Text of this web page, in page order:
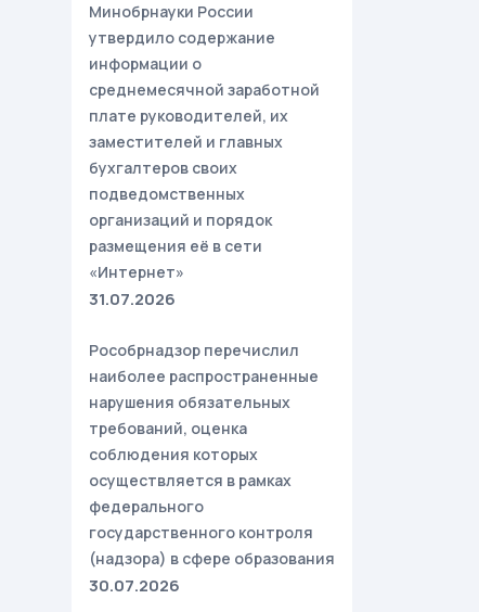
Минобрнауки России
утвердило содержание
информации о
среднемесячной заработной
плате руководителей, их
заместителей и главных
бухгалтеров своих
подведомственных
организаций и порядок
размещения её в сети
«Интернет»
31.07.2026
Рособрнадзор перечислил
наиболее распространенные
нарушения обязательных
требований, оценка
соблюдения которых
осуществляется в рамках
федерального
государственного контроля
(надзора) в сфере образования
30.07.2026